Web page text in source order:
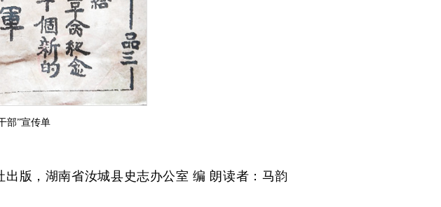
部”宣传单
版，湖南省汝城县史志办公室 编 朗读者：马韵